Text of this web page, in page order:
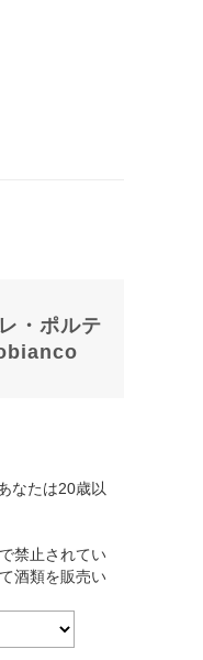
・ポルテ
なたは20歳以
禁止されてい
酒類を販売い